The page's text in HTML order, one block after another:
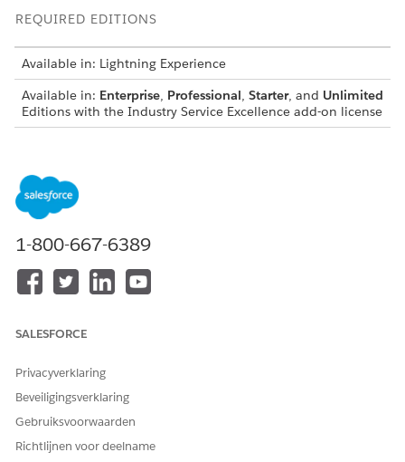
REQUIRED EDITIONS
Available in: Lightning Experience
Available in: Enterprise, Professional, Starter, and Unlimited
Editions with the Industry Service Excellence add-on license
The Get Record Details invocable action retrieves record
details from up to 100 Engagement Interaction records.
and 50 lookup fields per record.
HEEFT DIT ARTIKEL UW PROBLEEM OPGELOST?
1-800-667-6389
SALESFORCE
Privacyverklaring
Beveiligingsverklaring
Gebruiksvoorwaarden
Richtlijnen voor deelname